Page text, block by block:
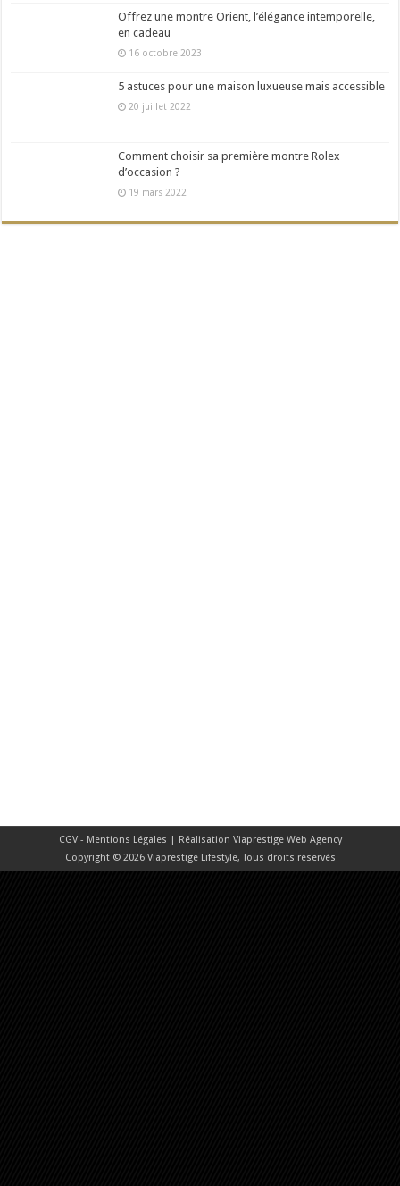
Offrez une montre Orient, l’élégance intemporelle,
en cadeau
16 octobre 2023
5 astuces pour une maison luxueuse mais accessible
20 juillet 2022
Comment choisir sa première montre Rolex
d’occasion ?
19 mars 2022
CGV - Mentions Légales | Réalisation Viaprestige Web Agency
Copyright © 2026 Viaprestige Lifestyle, Tous droits réservés